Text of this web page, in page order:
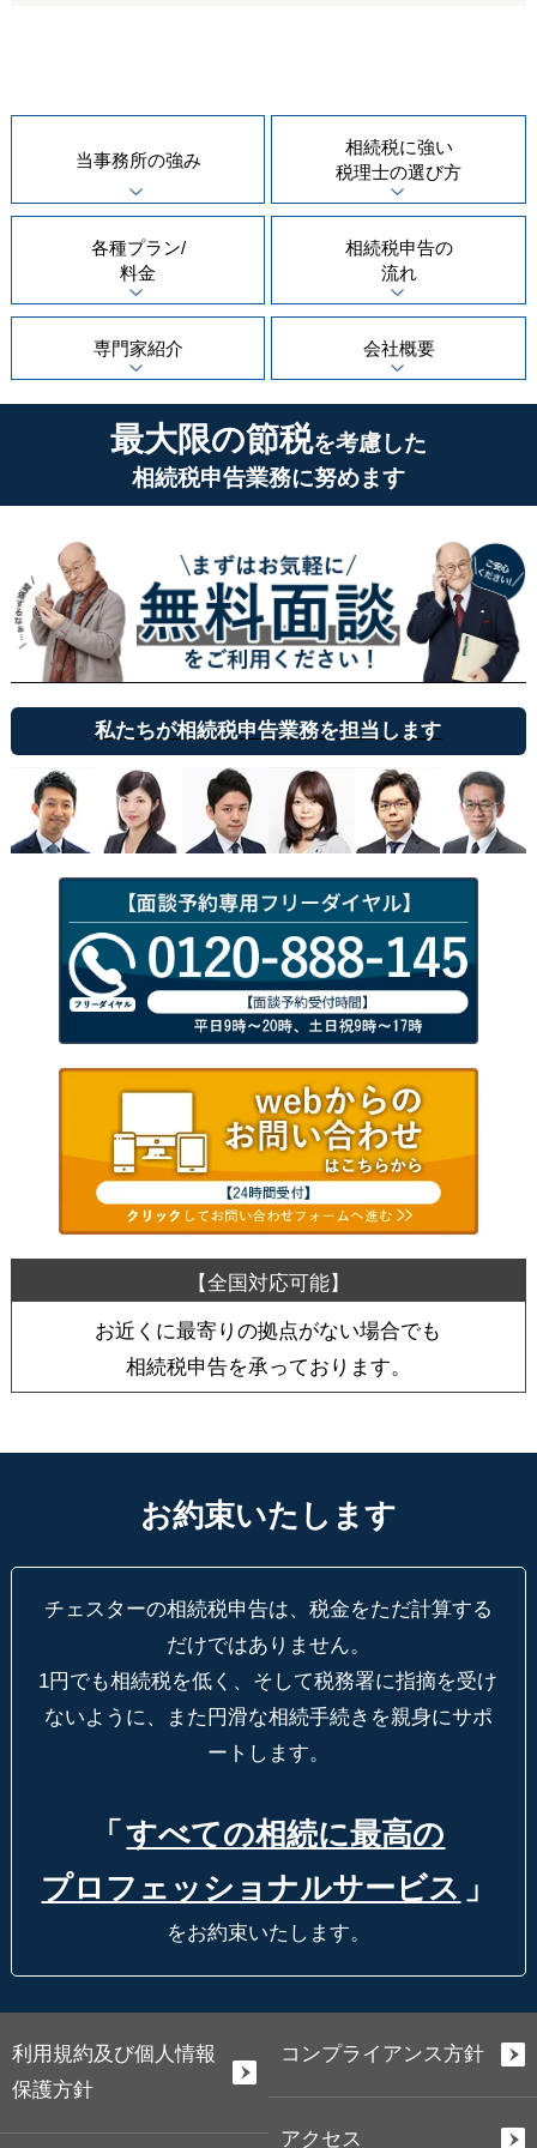
当事務所の強み
相続税に強い
税理士の選び方
各種プラン/
料金
相続税申告の
流れ
専門家紹介 会社概要
最大限の節税を考慮した
相続税申告業務に努めます
私たちが相続税申告業務を担当します
お近くに最寄りの拠点がない場合でも
相続税申告を承っております。
お約束いたします
チェスターの相続税申告は、税金をただ計算する
だけではありません。
1円でも相続税を低く、そして税務署に指摘を受け
ないように、
また円滑な相続手続きを親身にサポ
ートします。
「 すべての相続に最高の
プロフェッショナルサービス 」
をお約束いたします。
利用規約及び個人情報
保護方針
コンプライアンス方針
アクセス